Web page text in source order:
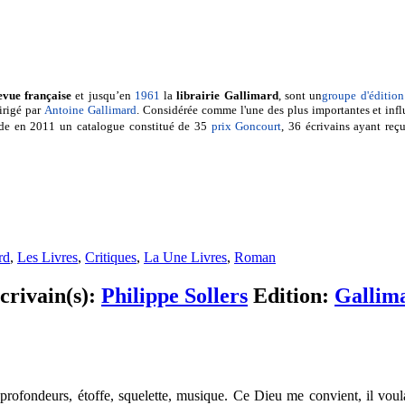
française et jusqu’en 1961 lalibrairie Gallimard, sont ungroupe d'édition
par Antoine Gallimard . Considérée comme l'une des plus importantes et
en 2011 un catalogue constitué de 35 prix Goncourt, 36 écrivains ayant
, Les Livres, Critiques, La Une Livres, Roman
Philippe Sollers Edition:
étoffe, squelette, musique. Ce Dieu me convient, il